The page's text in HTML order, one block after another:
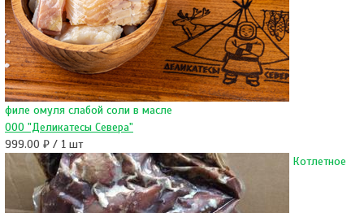
филе омуля слабой соли в масле
ООО "Деликатесы Севера"
999.00 ₽ / 1 шт
Котлетное